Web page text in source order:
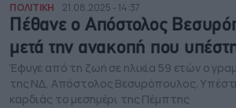
ΠΟΛΙΤΙΚΗ 21.08.2025 - 14:37
Πέθανε ο Απόστολος
μετά την ανακοπή που
Έφυγε από τη ζωή σε ηλικία 59 ετών ο
της ΝΔ, Απόστολος Βεσυρόπουλος.
καρδιάς το μεσημέρι της Πέμπτης